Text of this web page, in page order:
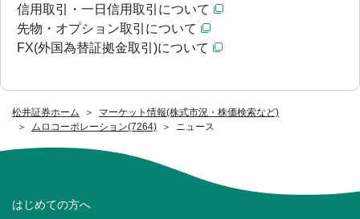
松井証券ホーム
マーケット情報(株式市況・株価検索など)
ムロコーポレーション(7264)
ニュース
信用取引・一日信用取引について
先物・オプション取引について
FX(外国為替証拠金取引)について
はじめての方へ